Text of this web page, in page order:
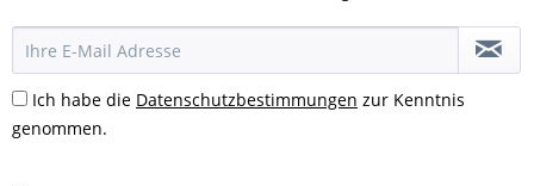
DE 77 Offenburg | Lahr | Freudenstadt | Schramberg |
Baden-Baden - Baden-Württemberg
Tuttlingen - Baden-Württemberg
Ich habe die Datenschutzbestimmungen zur Kenntnis
genommen.